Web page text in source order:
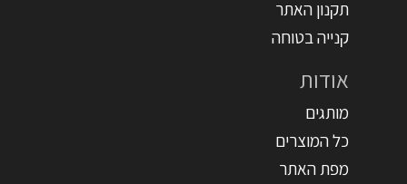
תקנון האתר
קנייה בטוחה
אודות
מותגים
כל המוצרים
מפת האתר